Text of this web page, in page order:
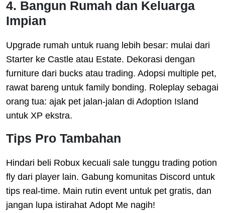
4. Bangun Rumah dan Keluarga
Impian
Upgrade rumah untuk ruang lebih besar: mulai dari
Starter ke Castle atau Estate. Dekorasi dengan
furniture dari bucks atau trading. Adopsi multiple pet,
rawat bareng untuk family bonding. Roleplay sebagai
orang tua: ajak pet jalan-jalan di Adoption Island
untuk XP ekstra.
Tips Pro Tambahan
Hindari beli Robux kecuali sale tunggu trading potion
fly dari player lain. Gabung komunitas Discord untuk
tips real-time. Main rutin event untuk pet gratis, dan
jangan lupa istirahat Adopt Me nagih!